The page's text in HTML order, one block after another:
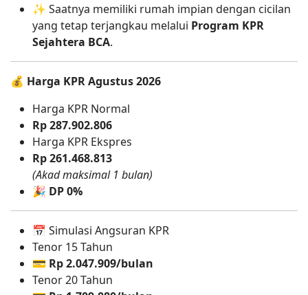
✨ Saatnya memiliki rumah impian dengan cicilan
yang tetap terjangkau melalui Program KPR
Sejahtera BCA.
💰 Harga KPR Agustus 2026
Harga KPR Normal
Rp 287.902.806
Harga KPR Ekspres
Rp 261.468.813
(Akad maksimal 1 bulan)
🎉 DP 0%
📅 Simulasi Angsuran KPR
Tenor 15 Tahun
💳 Rp 2.047.909/bulan
Tenor 20 Tahun